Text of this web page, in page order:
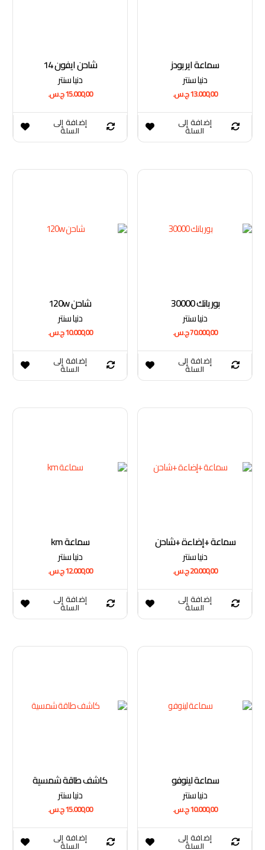
سماعة اير بودز
دنيا سنتر
13.000,00ج.س.
إضافة إلى
السلة
شاحن ايفون 14
دنيا سنتر
15.000,00ج.س.
إضافة إلى
السلة
بور بانك 30000
دنيا سنتر
70.000,00ج.س.
إضافة إلى
السلة
شاحن 120w
دنيا سنتر
10.000,00ج.س.
إضافة إلى
السلة
سماعة +إضاءة +شاحن
دنيا سنتر
20.000,00ج.س.
إضافة إلى
السلة
سماعة km
دنيا سنتر
12.000,00ج.س.
إضافة إلى
السلة
سماعة لينوفو
دنيا سنتر
10.000,00ج.س.
إضافة إلى
السلة
كاشف طاقة شمسية
دنيا سنتر
15.000,00ج.س.
إضافة إلى
السلة